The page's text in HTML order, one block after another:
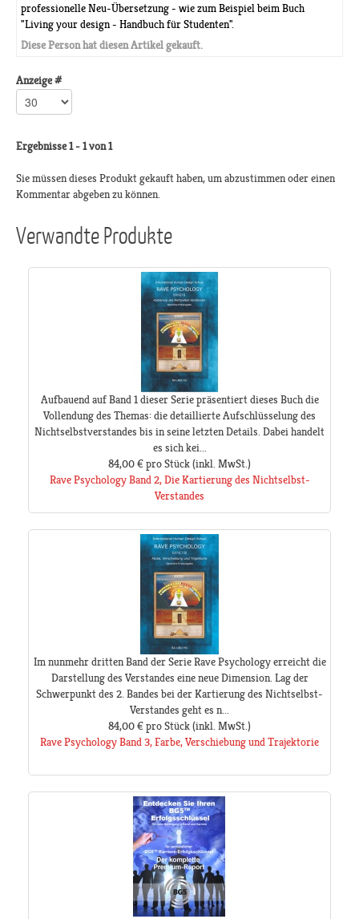
professionelle Neu-Übersetzung - wie zum Beispiel beim Buch
"Living your design - Handbuch für Studenten".
Diese Person hat diesen Artikel gekauft.
Anzeige #
Ergebnisse 1 - 1 von 1
Sie müssen dieses Produkt gekauft haben, um abzustimmen oder einen
Kommentar abgeben zu können.
Verwandte Produkte
Aufbauend auf Band 1 dieser Serie präsentiert dieses Buch die
Vollendung des Themas: die detaillierte Aufschlüsselung des
Nichtselbstverstandes bis in seine letzten Details. Dabei handelt
es sich kei...
84,00 €pro Stück(inkl. MwSt.)
Rave Psychology Band 2, Die Kartierung des Nichtselbst-
Verstandes
Im nunmehr dritten Band der Serie Rave Psychology erreicht die
Darstellung des Verstandes eine neue Dimension. Lag der
Schwerpunkt des 2. Bandes bei der Kartierung des Nichtselbst-
Verstandes geht es n...
84,00 €pro Stück(inkl. MwSt.)
Rave Psychology Band 3, Farbe, Verschiebung und Trajektorie